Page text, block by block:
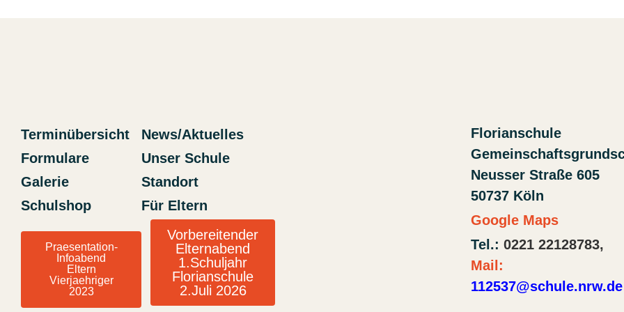
Terminübersicht
Formulare
Galerie
Schulshop
Praesentation-
Infoabend
Eltern
Vierjaehriger
2023
News/Aktuelles
Unser Schule
Standort
Für Eltern
Vorbereitender
Elternabend
1.Schuljahr
Florianschule
2.Juli 2026
Florianschule
Neusser Straße 605
50737 Köln
Google Maps
Tel.: 0221 22128783,
Mail:
112537@schule.nrw.de